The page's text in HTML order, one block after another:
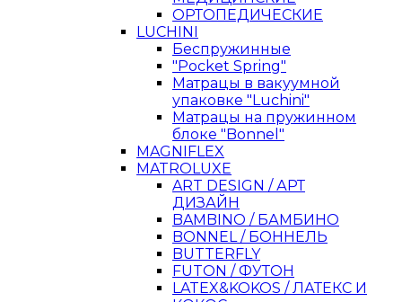
ОРТОПЕДИЧЕСКИЕ
LUCHINI
Беспружинные
"Pocket Spring"
Матрацы в вакуумной
упаковке "Luchini"
Матрацы на пружинном
блоке "Bonnel"
MAGNIFLEX
MATROLUXE
ART DESIGN / АРТ
ДИЗАЙН
BAMBINO / БАМБИНО
BONNEL / БОННЕЛЬ
BUTTERFLY
FUTON / ФУТОН
LATEX&KOKOS / ЛАТЕКС И